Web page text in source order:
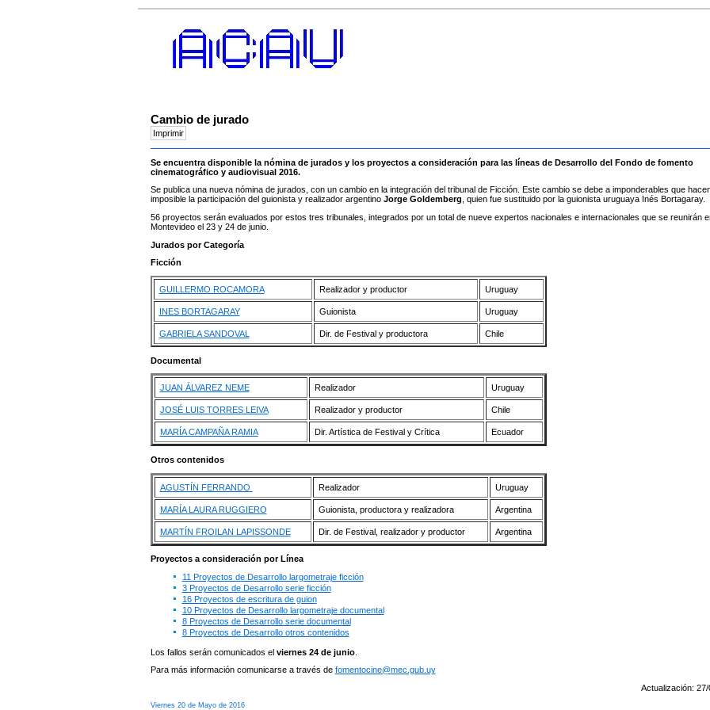
Cambio de jurado
Se encuentra disponible la nómina de jurados y los proyectos a consideración para las líneas de Desarrollo del Fondo de fomento
cinematográfico y audiovisual 2016.
Se publica una nueva nómina de jurados, con un cambio en la integración del tribunal de Ficción. Este cambio se debe a imponderables que
imposible la participación del guionista y realizador argentino Jorge Goldemberg , quien fue sustituido por la guionista uruguaya Inés Bortagaray.
56 proyectos serán evaluados por estos tres tribunales, integrados por un total de nueve expertos nacionales e internacionales que se reunirán
Montevideo el 23 y 24 de junio.
Jurados por Categoría
Ficción
GUILLERMO ROCAMORA Realizador y productor Uruguay
INES BORTAGARAY Guionista Uruguay
GABRIELA SANDOVAL Dir. de Festival y productora Chile
Documental
JUAN ÁLVAREZ NEME Realizador Uruguay
JOSÉ LUIS TORRES LEIVA Realizador y productor Chile
MARÍA CAMPAÑA RAMIA Dir. Artística de Festival y Crítica Ecuador
Otros contenidos
AGUSTÍN FERRANDO Realizador Uruguay
MARÍA LAURA RUGGIERO Guionista, productora y realizadora Argentina
MARTÍN FROILAN LAPISSONDE Dir. de Festival, realizador y productor Argentina
Proyectos a consideración por Línea
11 Proyectos de Desarrollo largometraje ficción
3 Proyectos de Desarrollo serie ficción
16 Proyectos de escritura de guion
10 Proyectos de Desarrollo largometraje documental
8 Proyectos de Desarrollo serie documental
8 Proyectos de Desarrollo otros contenidos
Los fallos serán comunicados el viernes 24 de junio.
Para más información comunicarse a través de fomentocine@mec.gub.uy
Actualización: 27/
Viernes 20 de Mayo de 2016